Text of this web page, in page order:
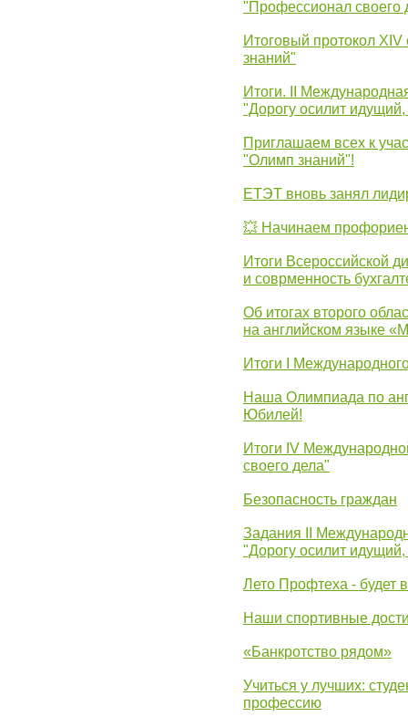
"Профессионал своего
Итоговый протокол
знаний"
Итоги. II
"Дорогу осилит
Приглашаем всех к
"Олимп знаний"!
ЕТЭТ вновь занял
💥 Начинаем
Итоги Всероссийской
и соврменность
Об итогах второго
на английском языке
Итоги I
Наша Олимпиада по
Юбилей!
Итоги IV
своего дела"
Безопасность граждан
Задания II
"Дорогу осилит
Лето Профтеха - будет
Наши спортивные
«Банкротство рядом»
Учиться у лучших:
профессию